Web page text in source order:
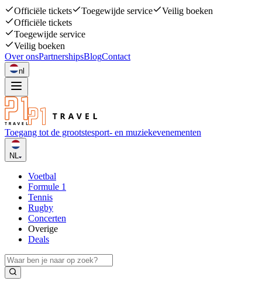
Officiële tickets Toegewijde service
Veilig boeken
Officiële tickets
Toegewijde service
Veilig boeken
Over onsPartnershipsBlogContact
nl
Toegang tot de grootstesport- en muziekevenementen
NL
Voetbal
Formule 1
Tennis
Rugby
Concerten
Overige
Deals